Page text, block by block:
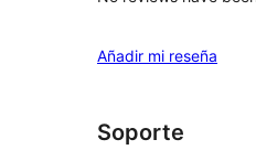
Añadir mi reseña
Soporte